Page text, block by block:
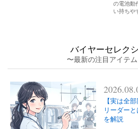
の電池動
い持ちや
バイヤーセレク
〜最新の注目アイテ
【実は全
リーダー
を解説